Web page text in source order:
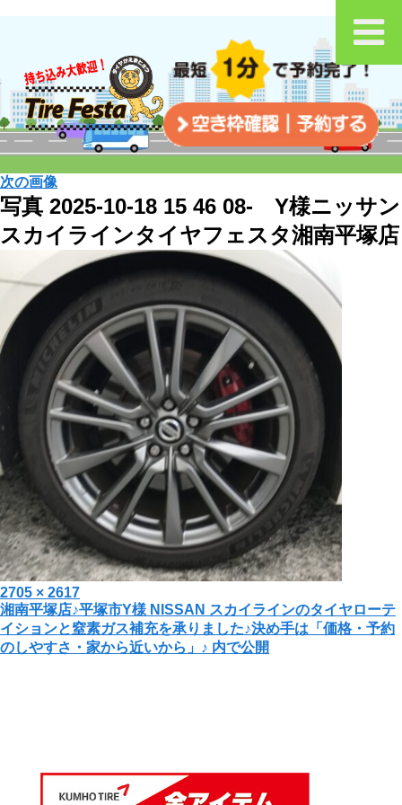
次の画像
写真 2025-10-18 15 46 08- Y様ニッサン
スカイラインタイヤフェスタ湘南平塚店
投
稿
日:
フ
ル
サ
イ
2705 × 2617
投
稿
湘南平塚店♪平塚市Y様 NISSAN スカイラインのタイヤローテ
イションと窒素ガス補充を承りました♪決め手は「価格・予約
のしやすさ・家から近いから」♪ 内で公開